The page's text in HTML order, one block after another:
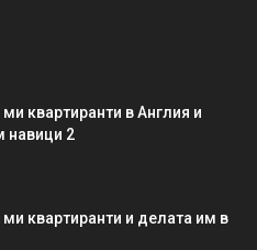
квартиранти в Англия и
навици 2
ми квартиранти и делата им в